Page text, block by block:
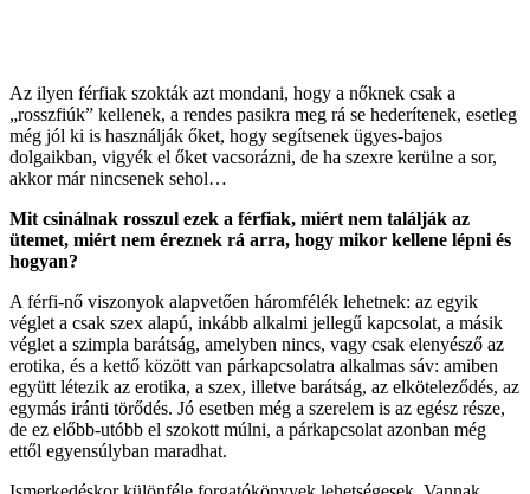
Az ilyen férfiak szokták azt mondani, hogy a nőknek csak a
„rosszfiúk” kellenek, a rendes pasikra meg rá se hederítenek, esetleg
még jól ki is használják őket, hogy segítsenek ügyes-bajos
dolgaikban, vigyék el őket vacsorázni, de ha szexre kerülne a sor,
akkor már nincsenek sehol…
Mit csinálnak rosszul ezek a férfiak, miért nem találják az
ütemet, miért nem éreznek rá arra, hogy mikor kellene lépni és
hogyan?
A férfi-nő viszonyok alapvetően háromfélék lehetnek: az egyik
véglet a csak szex alapú, inkább alkalmi jellegű kapcsolat, a másik
véglet a szimpla barátság, amelyben nincs, vagy csak elenyésző az
erotika, és a kettő között van párkapcsolatra alkalmas sáv: amiben
együtt létezik az erotika, a szex, illetve barátság, az elköteleződés, az
egymás iránti törődés. Jó esetben még a szerelem is az egész része,
de ez előbb-utóbb el szokott múlni, a párkapcsolat azonban még
ettől egyensúlyban maradhat.